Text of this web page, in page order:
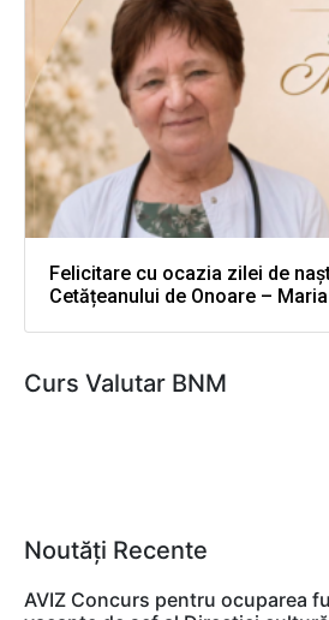
Felicitare cu ocazia zilei de
Cetățeanului de Onoare –
Curs Valutar BNM
Noutăți Recente
AVIZ Concurs pentru ocuparea